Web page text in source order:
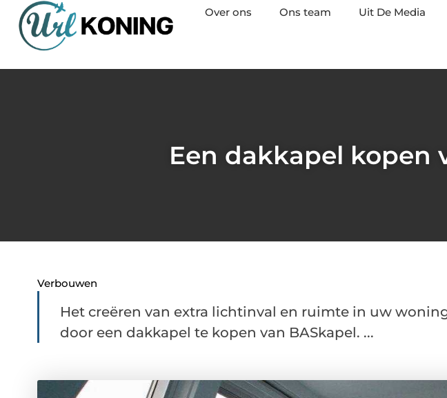
Over ons Ons team Uit De Media
Een dakkapel kopen
Verbouwen
Het creëren van extra lichtinval en ruimte in uw
door een dakkapel te kopen van BASkapel. ...